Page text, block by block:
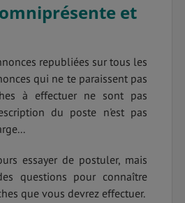
et
republiées sur tous les
qui ne te paraissent pas
à effectuer ne sont pas
du poste n'est pas
essayer de postuler, mais
questions pour connaître
que vous devrez effectuer.